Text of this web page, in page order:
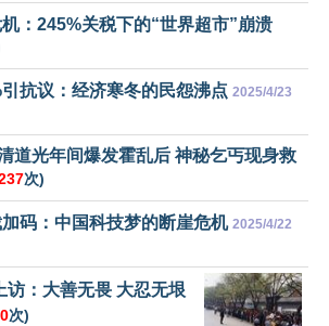
：245%关税下的“世界超市”崩溃
抗议：经济寒冬的民怨沸点 2025/4/23
道光年间爆发霍乱后 神秘乞丐现身救
次)
码：中国科技梦的断崖危机 2025/4/22
访：大善无畏 大忍无垠
次)